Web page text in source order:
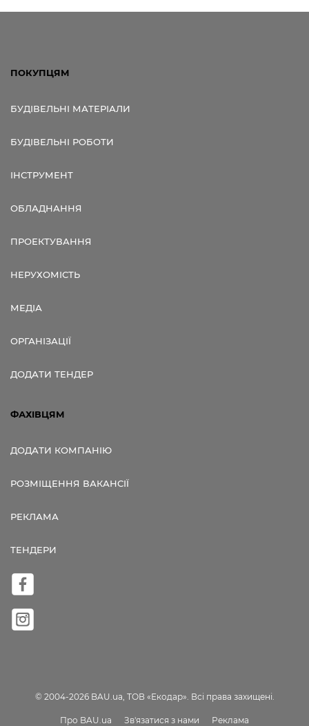
ПОКУПЦЯМ
БУДІВЕЛЬНІ МАТЕРІАЛИ
БУДІВЕЛЬНІ РОБОТИ
ІНСТРУМЕНТ
ОБЛАДНАННЯ
ПРОЕКТУВАННЯ
НЕРУХОМІСТЬ
МЕДІА
ОРГАНІЗАЦІЇ
ДОДАТИ ТЕНДЕР
ФАХІВЦЯМ
ДОДАТИ КОМПАНІЮ
РОЗМІЩЕННЯ ВАКАНСІЇ
РЕКЛАМА
ТЕНДЕРИ
© 2004-2026 BAU.ua, ТОВ «Екодар». Всі права захищені.
Про BAU.ua Зв'язатися з нами Реклама